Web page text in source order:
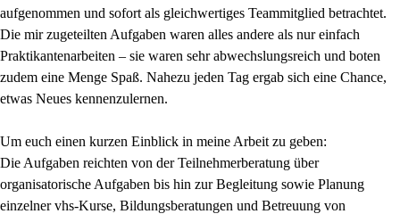
aufgenommen und sofort als gleichwertiges Teammitglied betrachtet.
Die mir zugeteilten Aufgaben waren alles andere als nur einfach
Praktikantenarbeiten – sie waren sehr abwechslungsreich und boten
zudem eine Menge Spaß. Nahezu jeden Tag ergab sich eine Chance,
etwas Neues kennenzulernen.
Um euch einen kurzen Einblick in meine Arbeit zu geben:
Die Aufgaben reichten von der Teilnehmerberatung über
organisatorische Aufgaben bis hin zur Begleitung sowie Planung
einzelner vhs-Kurse, Bildungsberatungen und Betreuung von